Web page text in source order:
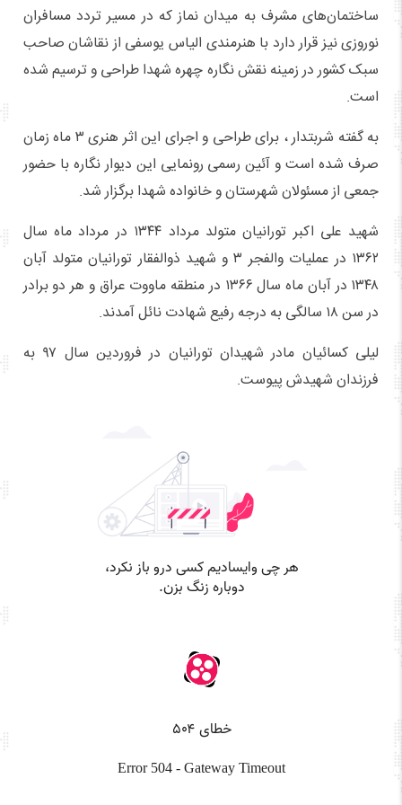
ساختمان‌های مشرف به میدان نماز که در مسیر تردد مسافران
نوروزی نیز قرار دارد با هنرمندی الیاس یوسفی از نقاشان صاحب
سبک کشور در زمینه نقش نگاره چهره شهدا طراحی و ترسیم شده
است.
به گفته شربتدار ، برای طراحی و اجرای این اثر هنری ۳ ماه زمان
صرف شده است و آئین رسمی رونمایی این دیوار نگاره با حضور
جمعی از مسئولان شهرستان و خانواده شهدا برگزار شد.
شهید علی اکبر تورانیان متولد مرداد ۱۳۴۴ در مرداد ماه سال
۱۳۶۲ در عملیات والفجر ۳ و شهید ذوالفقار تورانیان متولد آبان
۱۳۴۸ در آبان ماه سال ۱۳۶۶ در منطقه ماووت عراق و هر دو برادر
در سن ۱۸ سالگی به درجه رفیع شهادت نائل آمدند.
لیلی کسائیان مادر شهیدان تورانیان در فروردین سال ۹۷ به
فرزندان شهیدش پیوست.